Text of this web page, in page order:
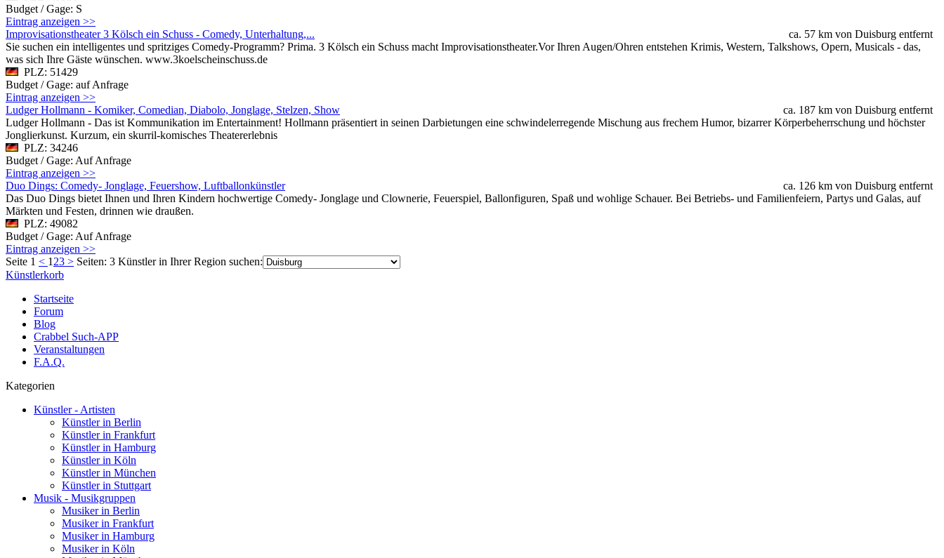
Budget / Gage: S
Eintrag anzeigen >>
ca. 57 km von Duisburg entfernt
Improvisationstheater 3 Kölsch ein Schuss - Comedy, Unterhaltung,...
Sie suchen ein intelligentes und spritziges Comedy-Programm? Prima. 3 Kölsch ein Schuss macht Improvisationstheater.Vor Ihren Augen/Ohren entstehen Krimis, Western, Talkshows, Opern, Musicals - das,
was sich Ihre Gäste wünschen. www.3koelscheinschuss.de
PLZ: 51429
Budget / Gage: auf Anfrage
Eintrag anzeigen >>
ca. 187 km von Duisburg entfernt
Ludger Hollmann - Komiker, Comedian, Diabolo, Jonglage, Stelzen, Show
Ludger Hollmann - Das ist Kommunikation im Entertainment! Hollmann präsentiert in seinen Darbietungen eine schwindelerregende Mischung aus frechem Humor, bizarrer Körperbeherrschung und höchster
Jonglierkunst. Kurzum, ein skurril-komisches Theatererlebnis
PLZ: 34246
Budget / Gage: Auf Anfrage
Eintrag anzeigen >>
ca. 126 km von Duisburg entfernt
Duo Dings: Comedy- Jonglage, Feuershow, Luftballonkünstler
Das Duo Dings bietet Ihnen und Ihren Kindern hochwertige Comedy- Jonglage und Clownerie, Feuerspiel, Ballonfiguren, Spaß und wohlige Schauer. Bei Betriebs- und Familienfeiern, Partys und Galas, auf
Märkten und Festen, drinnen wie draußen.
PLZ: 49082
Budget / Gage: Auf Anfrage
Eintrag anzeigen >>
Seite 1 < 1 23 > Seiten: 3 Künstler in Ihrer Region suchen:
Künstlerkorb
Startseite
Forum
Blog
Crabbel Such-APP
Veranstaltungen
F.A.Q.
Kategorien
Künstler - Artisten
Künstler in Berlin
Künstler in Frankfurt
Künstler in Hamburg
Künstler in Köln
Künstler in München
Künstler in Stuttgart
Musik - Musikgruppen
Musiker in Berlin
Musiker in Frankfurt
Musiker in Hamburg
Musiker in Köln